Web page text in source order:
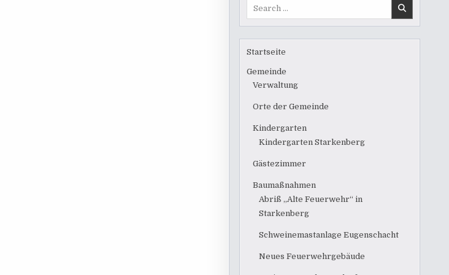
Startseite
Gemeinde
Verwaltung
Orte der Gemeinde
Kindergarten
Kindergarten Starkenberg
Gästezimmer
Baumaßnahmen
Abriß „Alte Feuerwehr“ in
Starkenberg
Schweinemastanlage Eugenschacht
Neues Feuerwehrgebäude